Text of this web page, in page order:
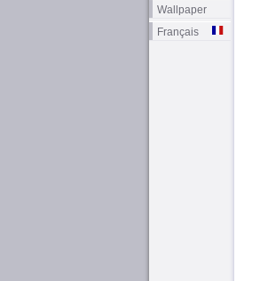
Wallpaper
Français